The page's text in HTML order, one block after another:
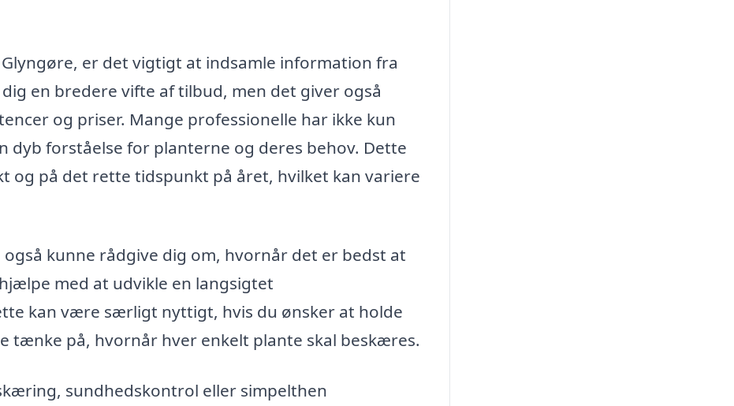
er det vigtigt at indsamle information fra
en bredere vifte af tilbud, men det giver også
og priser. Mange professionelle har ikke kun
dyb forståelse for planterne og deres behov. Dette
og på det rette tidspunkt på året, hvilket kan variere
kunne rådgive dig om, hvornår det er bedst at
med at udvikle en langsigtet
kan være særligt nyttigt, hvis du ønsker at holde
tænke på, hvornår hver enkelt plante skal beskæres.
sundhedskontrol eller simpelthen